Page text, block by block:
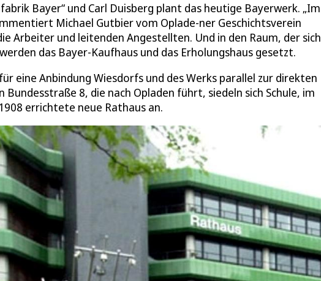
Bayer“ und Carl Duisberg plant das heutige Bayerwerk. „Im
Michael Gutbier vom Oplade-ner Geschichtsverein
Arbeiter und leitenden Angestellten. Und in den Raum, der sich
das Bayer-Kaufhaus und das Erholungshaus gesetzt.
eine Anbindung Wiesdorfs und des Werks parallel zur direkten
8, die nach Opladen führt, siedeln sich Schule, im
errichtete neue Rathaus an.